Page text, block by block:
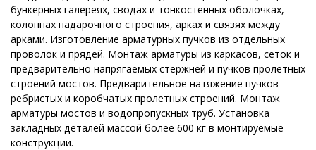
бункерных галереях, сводах и тонкостенных оболочках,
колоннах надарочного строения, арках и связях между
арками. Изготовление арматурных пучков из отдельных
проволок и прядей. Монтаж арматуры из каркасов, сеток и
предварительно напрягаемых стержней и пучков пролетных
строений мостов. Предварительное натяжение пучков
ребристых и коробчатых пролетных строений. Монтаж
арматуры мостов и водопропускных труб. Установка
закладных деталей массой более 600 кг в монтируемые
конструкции.